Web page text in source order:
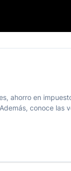
ahorro en
conoce las